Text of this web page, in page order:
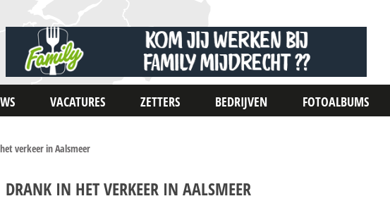
VACATURES ZETTERS BEDRIJVEN FOTOALBUMS
verkeer in Aalsmeer
DRANK IN HET VERKEER IN AALSMEER